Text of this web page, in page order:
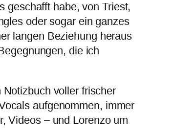
geschafft habe, von Triest,
oder sogar ein ganzes
langen Beziehung heraus
die ich
voller frischer
aufgenommen, immer
Videos – und Lorenzo um